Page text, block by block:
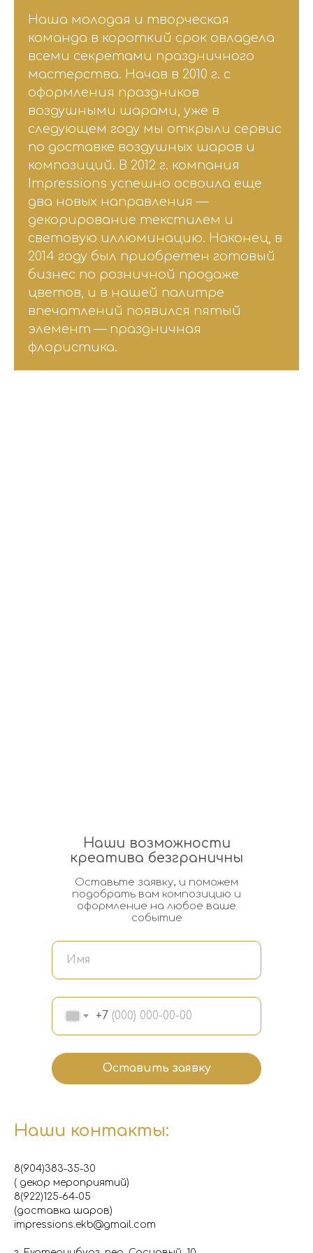
Наша молодая и творческая
команда в короткий срок овладела
всеми секретами праздничного
мастерства. Начав в 2010 г. с
оформления праздников
воздушными шарами, уже в
следующем году мы открыли сервис
по доставке воздушных шаров и
композиций. В 2012 г. компания
Impressions успешно освоила еще
два новых направления —
декорирование текстилем и
световую иллюминацию. Наконец, в
2014 году был приобретен готовый
бизнес по розничной продаже
цветов, и в нашей палитре
впечатлений появился пятый
элемент — праздничная
флористика.
+7
Оставить заявку
Наши возможности
креатива безграничны
Оставьте заявку, и поможем
подобрать вам композицию и
оформление на любое ваше
событие
Наши контакты:
8(904)383-35-30
( декор мероприятий)
8(922)125-64-05
(доставка шаров)
impressions.ekb@gmail.com